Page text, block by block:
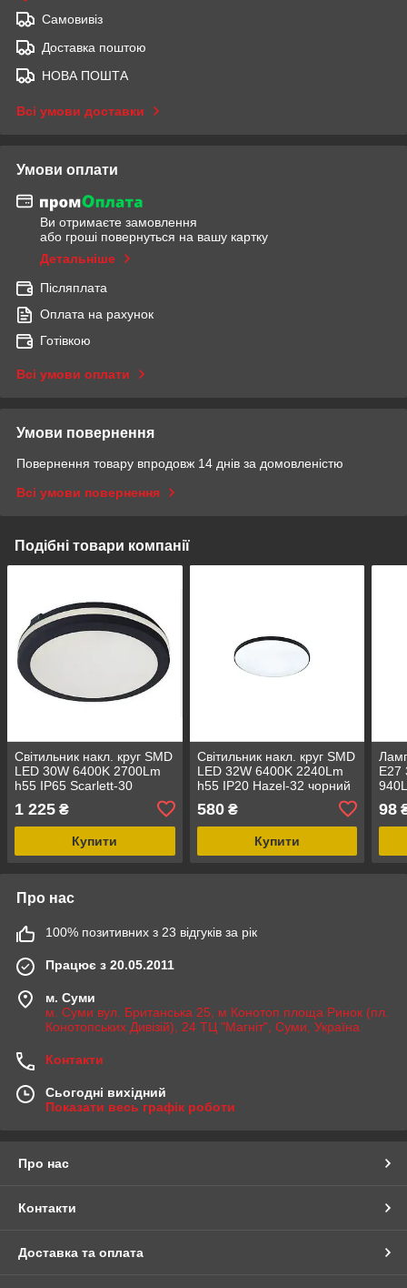
Самовивіз
Доставка поштою
НОВА ПОШТА
Всі умови доставки
Умови оплати
Ви отримаєте замовлення
або гроші повернуться на вашу картку
Детальніше
Післяплата
Оплата на рахунок
Готівкою
Всі умови оплати
Умови повернення
Повернення товару впродовж 14 днів за домовленістю
Всі умови повернення
Подібні товари компанії
Світильник накл. круг SMD
LED 30W 6400K 2700Lm
h55 IP65 Scarlett-30
чорний (0160700030020)
1 225 ₴
Купити
Світильник накл. круг SMD
LED 32W 6400K 2240Lm
h55 IP20 Hazel-32 чорний
580₴
Купити
E27
98
Про нас
100% позитивних з 23 відгуків за рік
Працює з 20.05.2011
м. Суми
м. Суми вул. Британська 25, м Конотоп площа Ринок (пл.
Конотопських Дивізій), 24 ТЦ "Магніт", Суми, Україна
Контакти
Сьогодні вихідний
Показати весь графік роботи
Про нас
Контакти
Доставка та оплата